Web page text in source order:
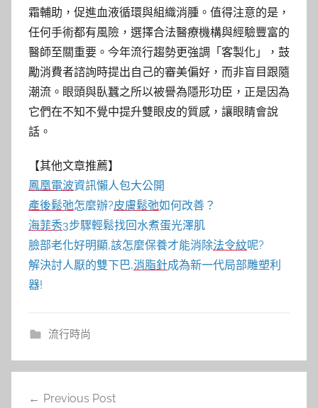
霜輔助，促進血液循環與組織消腫。值得注意的是，
任何手術都有風險，選擇合法醫療機構與經驗豐富的
醫師至關重要。今年流行趨勢更強調「客製化」，鼓
勵消費者諮詢時提出自己的審美偏好，而非盲目跟隨
潮流。眼頭與臥蠶之所以被譽為隱形功臣，正是因為
它們在不知不覺中提升雙眼皮的質感，讓眼睛會說
話。
【其他文章推薦】
鳳凰電波資訊懶人包大公開
產後鬆弛怎麼辦?皮膚鬆弛如何改善？
海菲秀3步驟輕鬆找回水煮蛋光澤肌
臉部老化好明顯,該怎麼保養才能消除法令紋呢?
解決討人厭的雙下巴,消脂針成為新一代局部雕塑利
器!
流行時尚
Previous Post